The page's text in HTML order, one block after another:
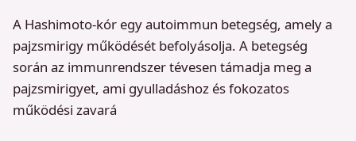
A Hashimoto-kór egy autoimmun betegség, amely a
pajzsmirigy működését befolyásolja. A betegség
során az immunrendszer tévesen támadja meg a
pajzsmirigyet, ami gyulladáshoz és fokozatos
működési zavará